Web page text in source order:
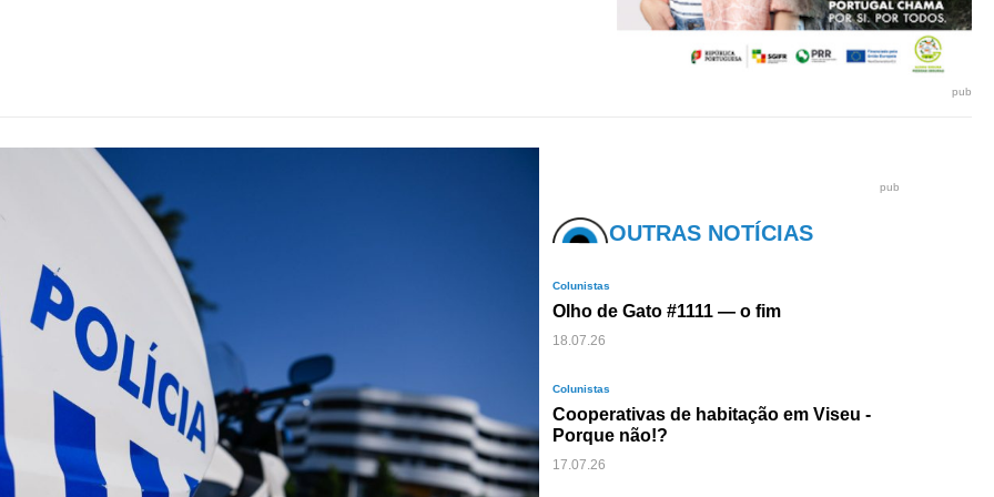
pub
pub
OUTRAS NOTÍCIAS
Colunistas
Olho de Gato #1111 — o fim
18.07.26
Colunistas
Cooperativas de habitação em Viseu -
Porque não!?
17.07.26